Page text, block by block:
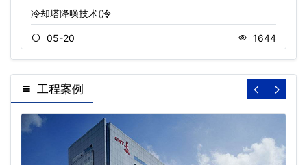
冷却塔降噪技术(冷
05-20 1644
工程案例